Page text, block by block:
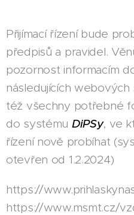
Přijímací řízení bude
předpisů a pravidel.
pozornost informacím
následujících
též všechny potřebné
do systému DiPSy, ve
řízení nově probíhat
otevřen od 1.2.2024)
https://
https://www.msmt.cz/